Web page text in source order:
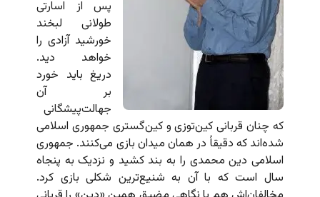
پس از اسارتی
طولانی لبخند
خورشید آزادی را
خواهد دید.
دریغ باید خورد
بر آن
جهالت‌پیشگانی
که چنان قربانی کین‌توزی و کین‌گستری جمهوری اسلامی
شده‌اند که دقیقاً در همان میدان بازی می‌کنند. جمهوری
اسلامی دین محمدی را به بند کشید و نزدیک به پنجاه
سال است که با آن به شنیع‌ترین شکلی بازی کرد.